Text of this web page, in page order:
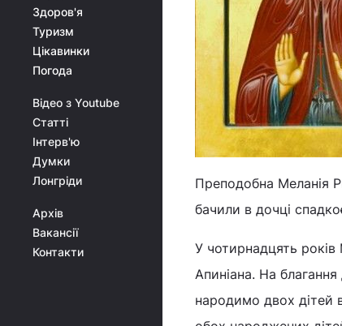
Здоров'я
Туризм
Цікавинки
Погода
Відео з Youtube
Статті
Інтерв'ю
Думки
Лонгріди
Архів
Вакансії
Контакти
Преподобна Меланія
бачили в дочці
У чотирнадцять років
Апиніана. На
народимо двох дітей